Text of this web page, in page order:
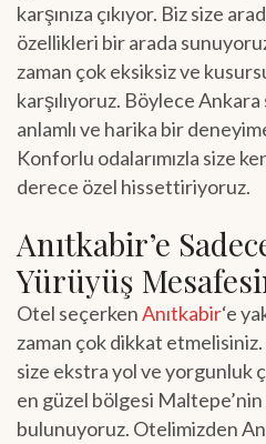
karşınıza çıkıyor. Biz size
özellikleri bir arada
zaman çok eksiksiz ve
karşılıyoruz. Böylece
anlamlı ve harika bir
Konforlu odalarımızla size
derece özel hissettiriyoruz.
Anıtkabir’e
Yürüyüş
Otel seçerkenAnıtkabir‘e
zaman çok dikkat
size ekstra yol ve yorgunluk
en güzel bölgesi
bulunuyoruz. Otelimizden